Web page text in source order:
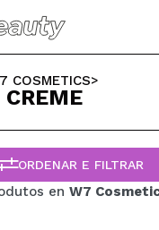
tenho uma conta
O SEU
PORTUGUESE
ESPAÑOL
ENGLISH
FRANCES
COSMETICS>
CREME
ORDENAR E FILTRAR
en W7